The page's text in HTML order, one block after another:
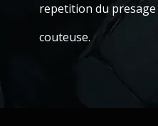
repetition du
couteuse.